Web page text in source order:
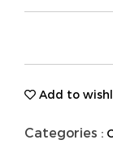
Add to
Categories :